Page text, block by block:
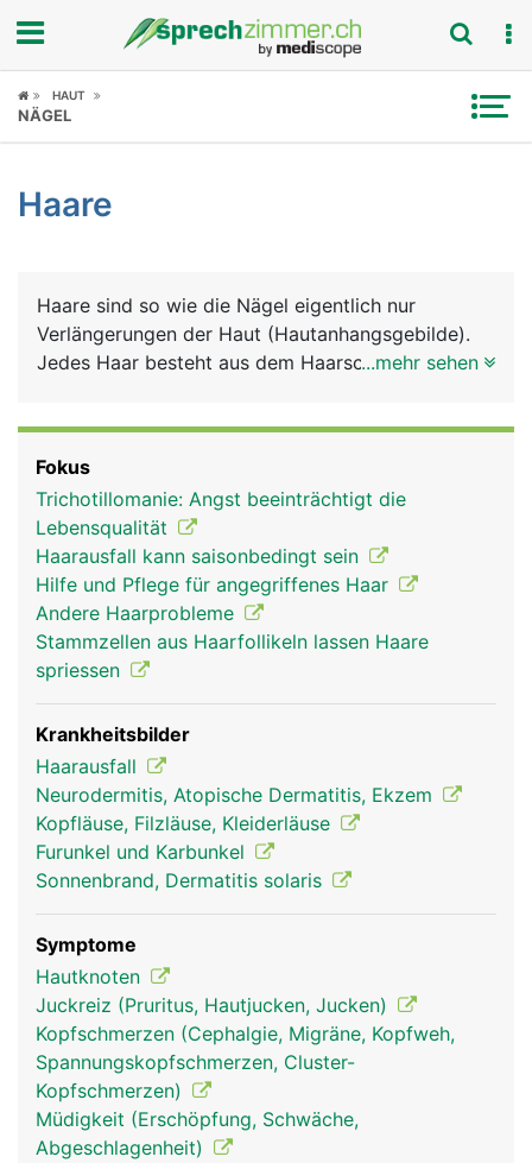
Fokus
Symptome
News
Rubriken
HAUT
NÄGEL
Haare
Haare sind so wie die Nägel eigentlich nur
Verlängerungen der Haut (Hautanhangsgebilde).
Jedes Haar besteht aus dem Haarschaft und der
die feinste Haarbewegungen registrieren. Die
Haarwurzel bildet an ihrem unteren Ende eine
knollige Verdickung, die Haarzwiebel. Dort
befindet sich auch die gut durchblutete
Haarpapille, die das Haar mit Nährstoffen versorgt
und so zum Wachsen bringt. Zu jedem Haarfollikel
gehört ein kleiner Muskel, der das Haar bei Kälte
oder Stress aufrichtet ("Gänsehaut"). Die Körper-
und Kopfhaare dienen zum Schutz vor Kälte und
Sonneneinstrahlung. Die Augenbrauen und
Wimpern schützen die Augen vor äusseren
Einflüssen und die Nasenhaare fangen kleine
Partikel (z.B. Staub) ab, damit sie nicht eingeatmet
werden.
Haare Frau Haare Mann
...mehr sehen
Fokus
Trichotillomanie: Angst beeinträchtigt die
Lebensqualität
Haarausfall kann saisonbedingt sein
Hilfe und Pflege für angegriffenes Haar
Andere Haarprobleme
Stammzellen aus Haarfollikeln lassen Haare
spriessen
Krankheitsbilder
Haarausfall
Neurodermitis, Atopische Dermatitis, Ekzem
Kopfläuse, Filzläuse, Kleiderläuse
Furunkel und Karbunkel
Sonnenbrand, Dermatitis solaris
Symptome
Hautknoten
Juckreiz (Pruritus, Hautjucken, Jucken)
Kopfschmerzen (Cephalgie, Migräne, Kopfweh,
Spannungskopfschmerzen, Cluster-
Kopfschmerzen)
Müdigkeit (Erschöpfung, Schwäche,
Abgeschlagenheit)